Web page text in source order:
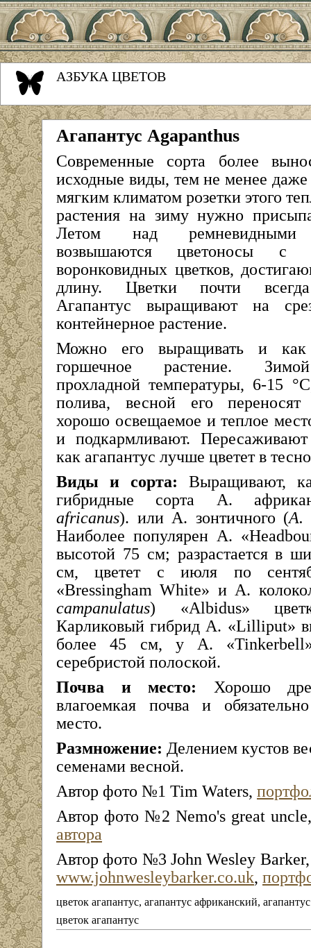
АЗБУКА ЦВЕТОВ
Агапантус Agapanthus
Современные сорта более
исходные виды, тем не менее даже
мягким климатом розетки этого
растения на зиму нужно
Летом над ремневидными
возвышаются цветоносы с
воронковидных цветков,
длину. Цветки почти
Агапантус выращивают на
контейнерное растение.
Можно его выращивать и как
горшечное растение.
прохладной температуры, 6-15
полива, весной его
хорошо освещаемое и теплое
и подкармливают.
как агапантус лучше цветет в
Виды и сорта: Выращивают,
гибридные сорта А.
africanus). или А. зонтичного (A.
Наиболее популярен A.
высотой 75 см; разрастается в
см, цветет с июля по
«Bressingham White» и А.
campanulatus) «Albidus»
Карликовый гибрид A. «Lilliput»
более 45 см, у A.
серебристой полоской.
Почва и место: Хорошо
влагоемкая почва и
место.
Размножение: Делением кустов
семенами весной.
Автор фото №1 Tim Waters,
Автор фото №2 Nemo's great
автора
Автор фото №3 John Wesley Barker,
www.johnwesleybarker.co.uk,
цветок агапантус, агапантус африканский,
цветок агапантус